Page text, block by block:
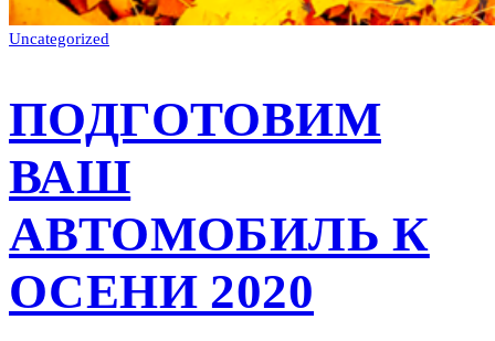
Uncategorized
ПОДГОТОВИМ
ВАШ
АВТОМОБИЛЬ К
ОСЕНИ 2020